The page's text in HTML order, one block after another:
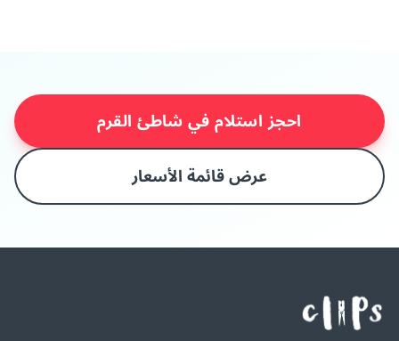
احجز استلام في شاطئ القرم
عرض قائمة الأسعار